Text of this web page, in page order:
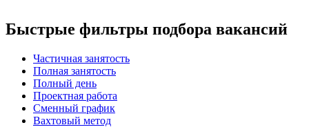
Быстрые фильтры подбора вакансий
Частичная занятость
Полная занятость
Полный день
Проектная работа
Сменный график
Вахтовый метод